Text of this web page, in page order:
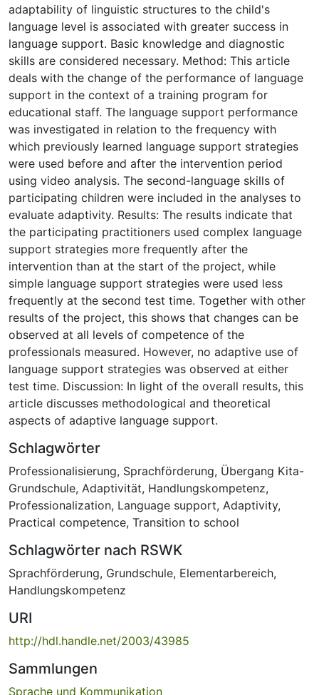
adaptability of linguistic structures to the child's
language level is associated with greater success in
language support. Basic knowledge and diagnostic
skills are considered necessary. Method: This article
deals with the change of the performance of language
support in the context of a training program for
educational staff. The language support performance
was investigated in relation to the frequency with
which previously learned language support strategies
were used before and after the intervention period
using video analysis. The second-language skills of
participating children were included in the analyses to
evaluate adaptivity. Results: The results indicate that
the participating practitioners used complex language
support strategies more frequently after the
intervention than at the start of the project, while
simple language support strategies were used less
frequently at the second test time. Together with other
results of the project, this shows that changes can be
observed at all levels of competence of the
professionals measured. However, no adaptive use of
language support strategies was observed at either
test time. Discussion: In light of the overall results, this
article discusses methodological and theoretical
aspects of adaptive language support.
Schlagwörter
Professionalisierung, Sprachförderung, Übergang Kita-
Grundschule, Adaptivität, Handlungskompetenz,
Professionalization, Language support, Adaptivity,
Practical competence, Transition to school
Schlagwörter nach RSWK
Sprachförderung, Grundschule, Elementarbereich,
Handlungskompetenz
URI
http://hdl.handle.net/2003/43985
Sammlungen
Sprache und Kommunikation